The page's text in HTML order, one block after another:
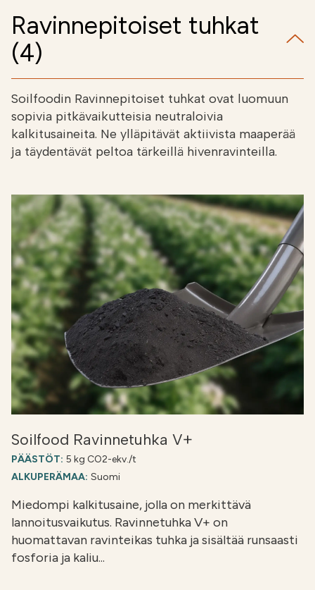
Ravinnepitoiset tuhkat
(4)
Soilfoodin Ravinnepitoiset tuhkat ovat luomuun
sopivia pitkävaikutteisia neutraloivia
kalkitusaineita. Ne ylläpitävät aktiivista maaperää
ja täydentävät peltoa tärkeillä hivenravinteilla.
Soilfood Ravinnetuhka V+
PÄÄSTÖT: 5 kg CO2-ekv./t
ALKUPERÄMAA: Suomi
Miedompi kalkitusaine, jolla on merkittävä
lannoitusvaikutus. Ravinnetuhka V+ on
huomattavan ravinteikas tuhka ja sisältää runsaasti
fosforia ja kaliu...